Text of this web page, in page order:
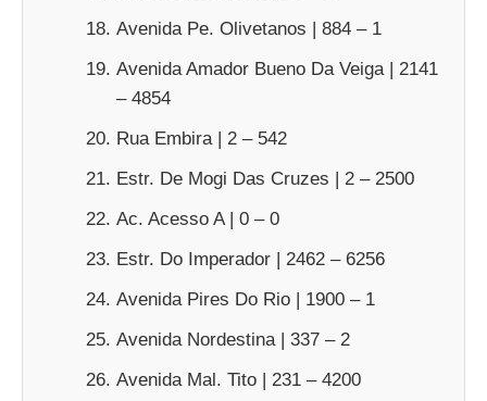
Avenida Pe. Olivetanos | 884 – 1
Avenida Amador Bueno Da Veiga | 2141
– 4854
Rua Embira | 2 – 542
Estr. De Mogi Das Cruzes | 2 – 2500
Ac. Acesso A | 0 – 0
Estr. Do Imperador | 2462 – 6256
Avenida Pires Do Rio | 1900 – 1
Avenida Nordestina | 337 – 2
Avenida Mal. Tito | 231 – 4200